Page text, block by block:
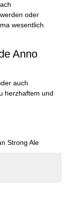
oder
wesentlich
Anno
auch
herzhaftem und
Strong Ale